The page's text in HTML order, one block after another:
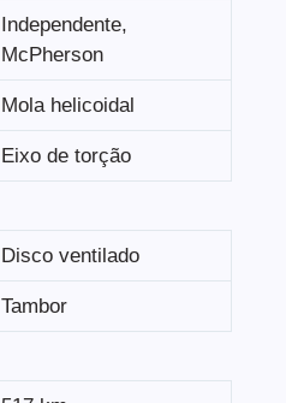
Independente,
McPherson
Mola helicoidal
Eixo de torção
Disco ventilado
Tambor